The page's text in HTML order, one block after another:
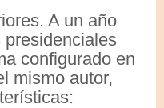
A un año
configurado en
mismo autor,